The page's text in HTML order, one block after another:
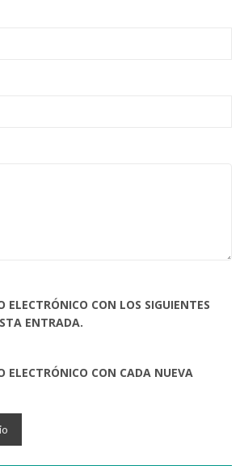
ELECTRÓNICO CON LOS SIGUIENTES
ENTRADA.
ELECTRÓNICO CON CADA NUEVA